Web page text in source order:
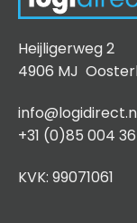
Heijligerweg 2
4906 MJ
+31 (0)85 004
KVK: 99071061